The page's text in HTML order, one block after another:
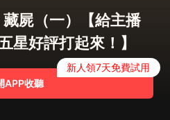
藏屍（一）【給主播
好評打起來！】
APP收聽
新人領7天免費試用